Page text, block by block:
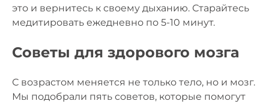
это и вернитесь к своему дыханию. Старайтесь
медитировать ежедневно по 5-10 минут.
Советы для здорового мозга
С возрастом меняется не только тело, но и мозг.
Мы подобрали пять советов, которые помогут